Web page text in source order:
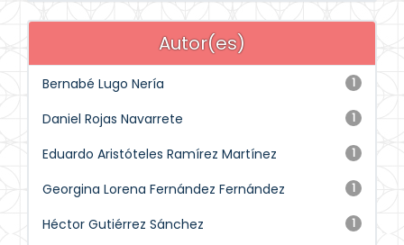
Autor(es)
1
Bernabé Lugo Nería
1
Daniel Rojas Navarrete
1
Eduardo Aristóteles Ramírez Martínez
1
Georgina Lorena Fernández Fernández
1
Héctor Gutiérrez Sánchez